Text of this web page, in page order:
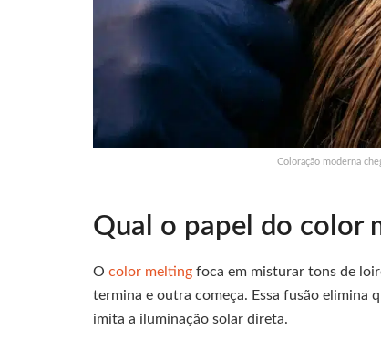
Coloração moderna
Qual o papel do color
O color melting foca em misturar tons de
termina e outra começa. Essa fusão elimina
imita a iluminação solar direta.